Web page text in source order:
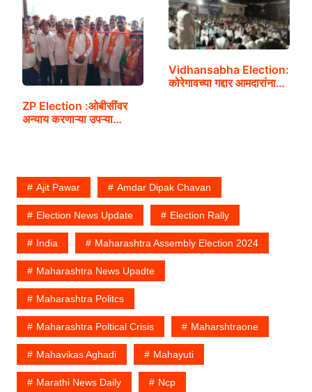
ZP Election :ओबीसींवर
अन्याय करणाऱ्या उपऱ्या…
Vidhansabha Election:
कोरेगावच्या गद्दार आमदारांना…
Ajit Pawar Amdar Dipak Chavan
Election News Update Election Rally
India Maharashtra Assembly Election 2024
Maharashtra News Upadte
Maharashtra Politcs
Maharashtra Poltical Crisis Maharshtraone
Mahavikas Aghadi Mahayuti
Marathi News Daily Ncp